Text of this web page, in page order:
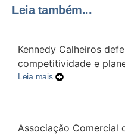
Leia também...
Kennedy Calheiros
competitividade e
Leia mais
Associação Comercial